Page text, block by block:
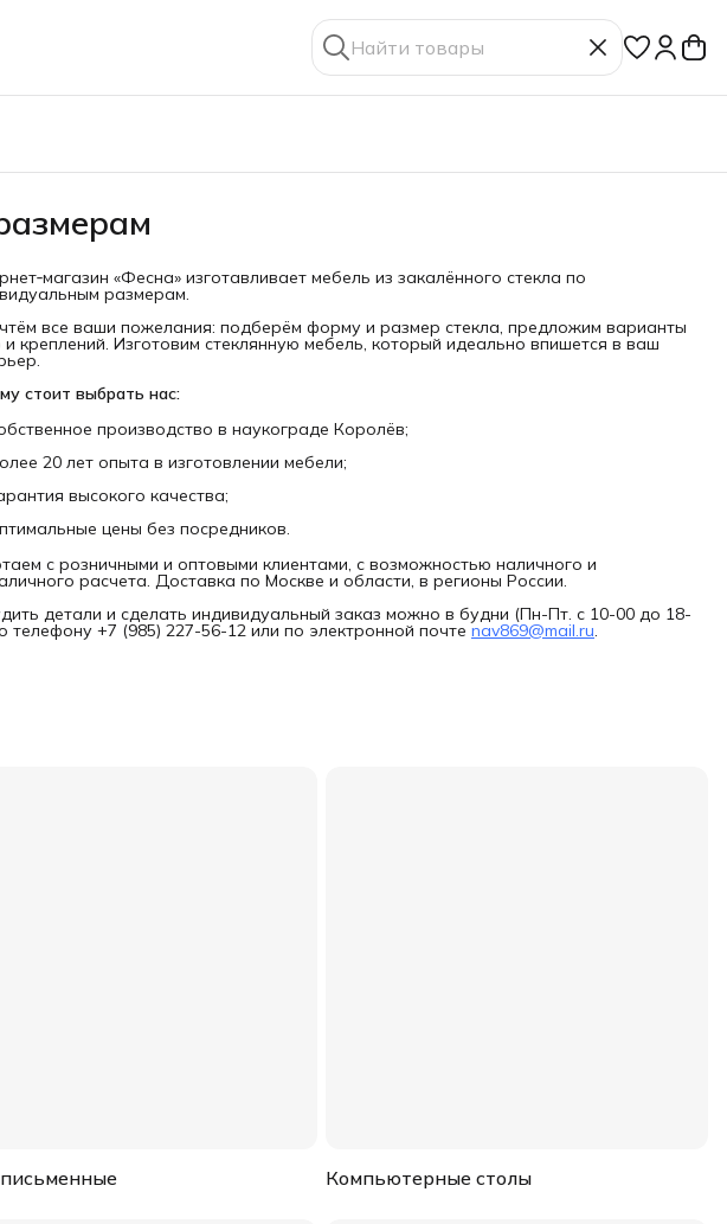
«Фесна» изготавливает мебель из закалённого стекла по
размерам.
все ваши пожелания: подберём форму и размер стекла, предложим варианты
креплений. Изготовим стеклянную мебель, который идеально впишется в ваш
стоит выбрать нас:
производство в наукограде Королёв;
20 лет опыта в изготовлении мебели;
высокого качества;
цены без посредников.
с розничными и оптовыми клиентами, с возможностью наличного и
расчета. Доставка по Москве и области, в регионы России.
детали и сделать индивидуальный заказ можно в будни (Пн-Пт. с 10-00 до 18-
телефону +7 (985) 227-56-12 или по электронной почтеnav869@mail.ru
Компьютерные столы